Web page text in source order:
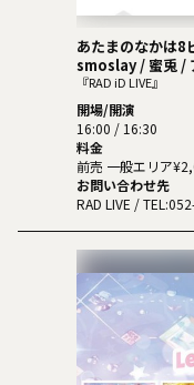
あたまのなかは8
smoslay / 蜜兎 /
レ！ /
『RAD iD LIVE』
開場/開演
16:00 / 16:30
料金
前売 一般エリア
お問い合わせ先
RAD LIVE /